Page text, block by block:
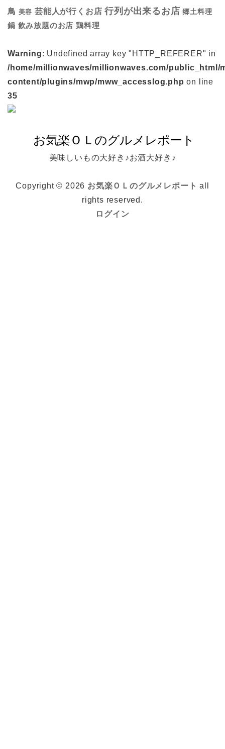
鳥 美容 芸能人が行くお店 行列が出来るお店 郷土料理
鍋 飲み放題のお店 鶏料理
Warning: Undefined array key "HTTP_REFERER" in
/home/millionwaves/millionwaves.com/public_html/
content/plugins/mwp/mww_accesslog.php on line
35
美味しいもの大好き♪お酒大好き♪
Copyright © 2026 お気楽ＯＬのグルメレポート all
rights reserved.
ログイン